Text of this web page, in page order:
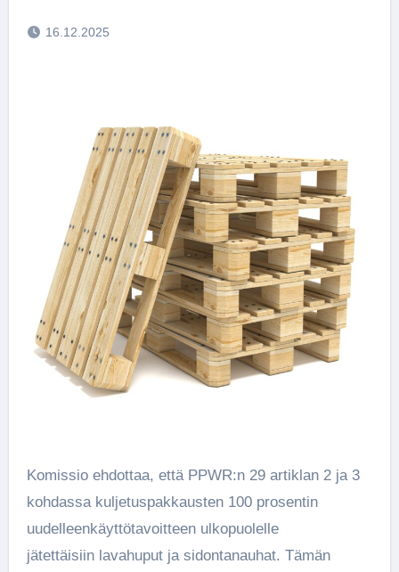
16.12.2025
Komissio ehdottaa, että PPWR:n 29 artiklan 2 ja 3
kohdassa kuljetuspakkausten 100 prosentin
uudelleenkäyttötavoitteen ulkopuolelle
jätettäisiin lavahuput ja sidontanauhat. Tämän